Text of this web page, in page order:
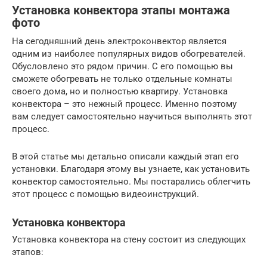
Установка конвектора этапы монтажа
фото
На сегодняшний день электроконвектор является
одним из наиболее популярных видов обогревателей.
Обусловлено это рядом причин. С его помощью вы
сможете обогревать не только отдельные комнаты
своего дома, но и полностью квартиру. Установка
конвектора – это нежный процесс. Именно поэтому
вам следует самостоятельно научиться выполнять этот
процесс.
В этой статье мы детально описали каждый этап его
установки. Благодаря этому вы узнаете, как установить
конвектор самостоятельно. Мы постарались облегчить
этот процесс с помощью видеоинструкций.
Установка конвектора
Установка конвектора на стену состоит из следующих
этапов: